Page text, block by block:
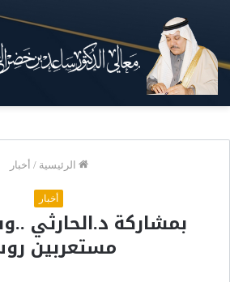
الرئيسية / أخبار
أخبار
بمشاركة د.الحارثي
مستعربين